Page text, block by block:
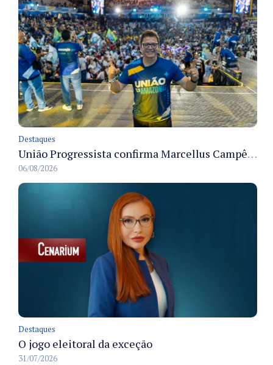
Destaques
União Progressista confirma Marcellus Campêlo como candidato a deputado estadual
06/08/2026
Destaques
O jogo eleitoral da exceção
31/07/2026